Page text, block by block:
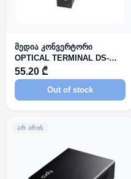
მედია კონვერტორი
OPTICAL TERMINAL DS-
3D04T-A
55.20 ₾
Out of stock
ᲐᲠ ᲐᲠᲘᲡ